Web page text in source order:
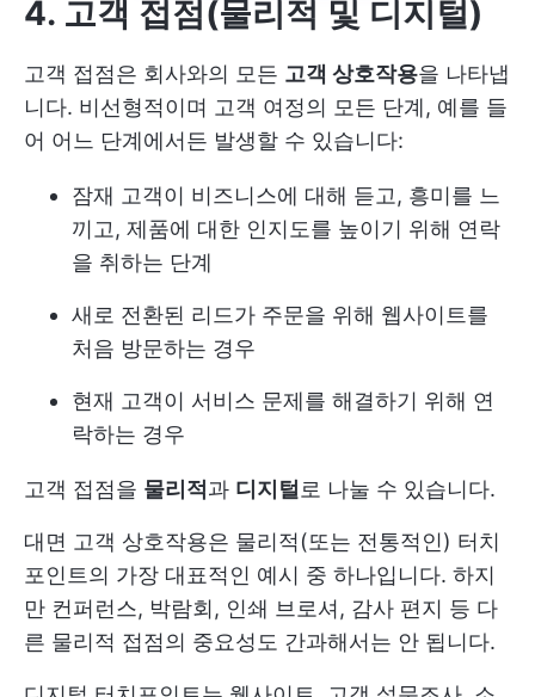
4. 고객 접점(물리적 및 디지털)
고객 접점은 회사와의 모든 고객 상호작용을 나타냅
니다. 비선형적이며 고객 여정의 모든 단계, 예를 들
어 어느 단계에서든 발생할 수 있습니다:
잠재 고객이 비즈니스에 대해 듣고, 흥미를 느
끼고, 제품에 대한 인지도를 높이기 위해 연락
을 취하는 단계
새로 전환된 리드가 주문을 위해 웹사이트를
처음 방문하는 경우
현재 고객이 서비스 문제를 해결하기 위해 연
락하는 경우
고객 접점을 물리적 과 디지털 로 나눌 수 있습니다.
대면 고객 상호작용은 물리적(또는 전통적인) 터치
포인트의 가장 대표적인 예시 중 하나입니다. 하지
만 컨퍼런스, 박람회, 인쇄 브로셔, 감사 편지 등 다
른 물리적 접점의 중요성도 간과해서는 안 됩니다.